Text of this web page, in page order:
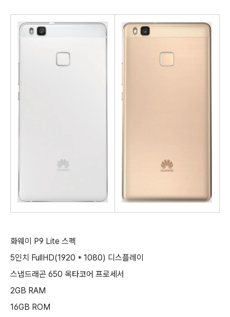
화웨이 P9 Lite 스펙
5인치 FullHD(1920 * 1080) 디스플레이
스냅드래곤 650 옥타코어 프로세서
2GB RAM
16GB ROM